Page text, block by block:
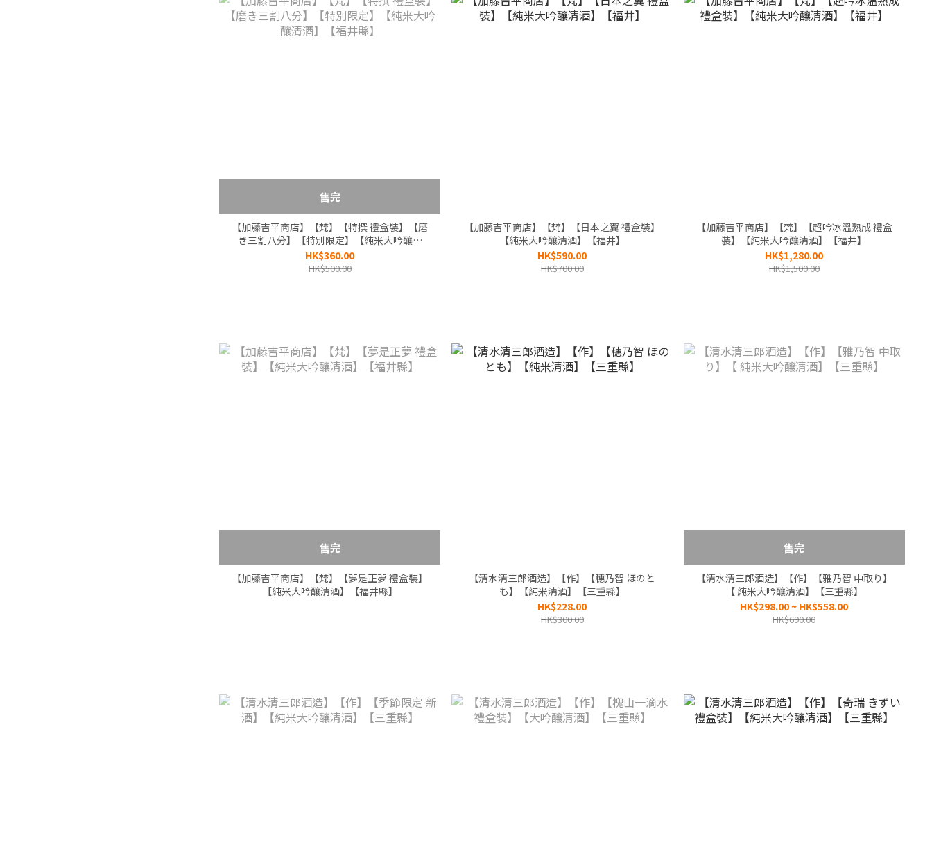
售完
【加藤吉平商店】【梵】【特撰 禮盒裝】【磨
き三割八分】【特別限定】【純米大吟釀清
酒】【福井縣】
HK$360.00
HK$500.00
【加藤吉平商店】【梵】【日本之翼 禮盒裝】
【純米大吟釀清酒】【福井】
HK$590.00
HK$700.00
【加藤吉平商店】【梵】【超吟冰溫熟成 禮盒
裝】【純米大吟釀清酒】【福井】
HK$1,280.00
HK$1,500.00
售完
【加藤吉平商店】【梵】【夢是正夢 禮盒裝】
【純米大吟釀清酒】【福井縣】
【清水清三郎酒造】【作】【穗乃智 ほのと
も】【純米清酒】【三重縣】
HK$228.00
HK$300.00
售完
【清水清三郎酒造】【作】【雅乃智 中取り】
【 純米大吟釀清酒】【三重縣】
HK$298.00 ~ HK$558.00
HK$690.00